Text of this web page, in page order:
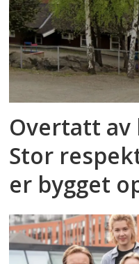
Overtatt av
Stor
er bygget